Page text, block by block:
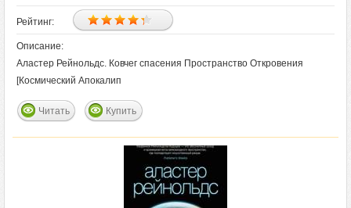
Рейтинг:
Описание:
Аластер Рейнольдс. Ковчег спасения Пространство Откровения
[Космический Апокалип
Читать Купить